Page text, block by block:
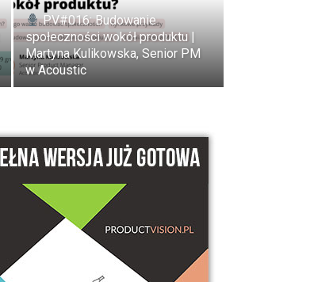
PV#016: Budowanie
społeczności wokół produktu |
Martyna Kulikowska, Senior PM
w Acoustic